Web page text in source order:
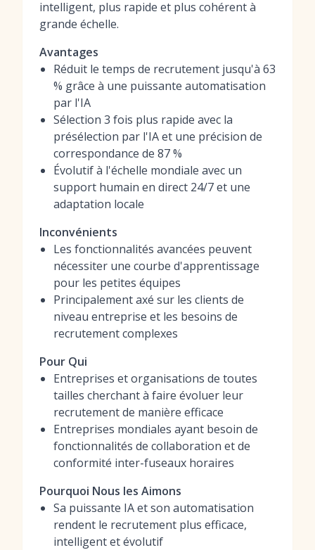
intelligent, plus rapide et plus cohérent à
grande échelle.
Avantages
Réduit le temps de recrutement jusqu'à 63
% grâce à une puissante automatisation
par l'IA
Sélection 3 fois plus rapide avec la
présélection par l'IA et une précision de
correspondance de 87 %
Évolutif à l'échelle mondiale avec un
support humain en direct 24/7 et une
adaptation locale
Inconvénients
Les fonctionnalités avancées peuvent
nécessiter une courbe d'apprentissage
pour les petites équipes
Principalement axé sur les clients de
niveau entreprise et les besoins de
recrutement complexes
Pour Qui
Entreprises et organisations de toutes
tailles cherchant à faire évoluer leur
recrutement de manière efficace
Entreprises mondiales ayant besoin de
fonctionnalités de collaboration et de
conformité inter-fuseaux horaires
Pourquoi Nous les Aimons
Sa puissante IA et son automatisation
rendent le recrutement plus efficace,
intelligent et évolutif